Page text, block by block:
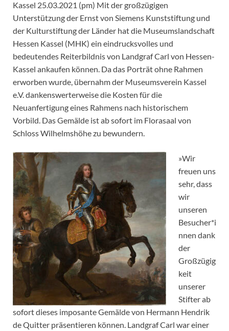
Kassel 25.03.2021 (pm) Mit der großzügigen
Unterstützung der Ernst von Siemens Kunststiftung und
der Kulturstiftung der Länder hat die Museumslandschaft
Hessen Kassel (MHK) ein eindrucksvolles und
bedeutendes Reiterbildnis von Landgraf Carl von Hessen-
Kassel ankaufen können. Da das Porträt ohne Rahmen
erworben wurde, übernahm der Museumsverein Kassel
e.V. dankenswerterweise die Kosten für die
Neuanfertigung eines Rahmens nach historischem
Vorbild. Das Gemälde ist ab sofort im Florasaal von
Schloss Wilhelmshöhe zu bewundern.
»Wir
freuen uns
sehr, dass
wir
unseren
Besucher*i
nnen dank
der
Großzügig
keit
unserer
Stifter ab
sofort dieses imposante Gemälde von Hermann Hendrik
de Quitter präsentieren können. Landgraf Carl war einer